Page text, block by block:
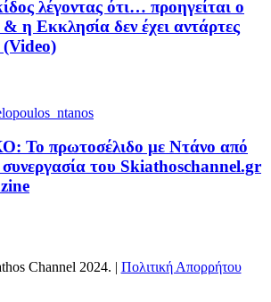
λέγοντας ότι… προηγείται ο
η Εκκλησία δεν έχει αντάρτες
πρωτοσέλιδο με Ντάνο από
συνεργασία του Skiathoschannel.gr
Channel 2024. | Πολιτική Απορρήτου